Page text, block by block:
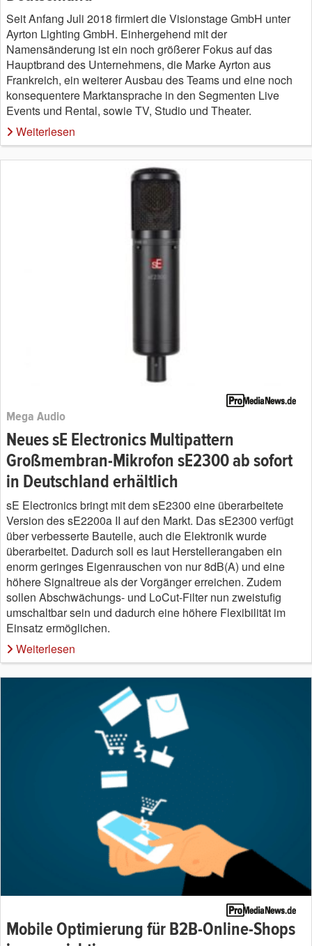
Seit Anfang Juli 2018 firmiert die Visionstage GmbH unter
Ayrton Lighting GmbH. Einhergehend mit der
Namensänderung ist ein noch größerer Fokus auf das
Hauptbrand des Unternehmens, die Marke Ayrton aus
Frankreich, ein weiterer Ausbau des Teams und eine noch
konsequentere Marktansprache in den Segmenten Live
Events und Rental, sowie TV, Studio und Theater.
Weiterlesen
Mega Audio
Neues sE Electronics Multipattern
Großmembran-Mikrofon sE2300 ab sofort
in Deutschland erhältlich
sE Electronics bringt mit dem sE2300 eine überarbeitete
Version des sE2200a II auf den Markt. Das sE2300 verfügt
über verbesserte Bauteile, auch die Elektronik wurde
überarbeitet. Dadurch soll es laut Herstellerangaben ein
enorm geringes Eigenrauschen von nur 8dB(A) und eine
höhere Signaltreue als der Vorgänger erreichen. Zudem
sollen Abschwächungs- und LoCut-Filter nun zweistufig
umschaltbar sein und dadurch eine höhere Flexibilität im
Einsatz ermöglichen.
Weiterlesen
Mobile Optimierung für B2B-Online-Shops